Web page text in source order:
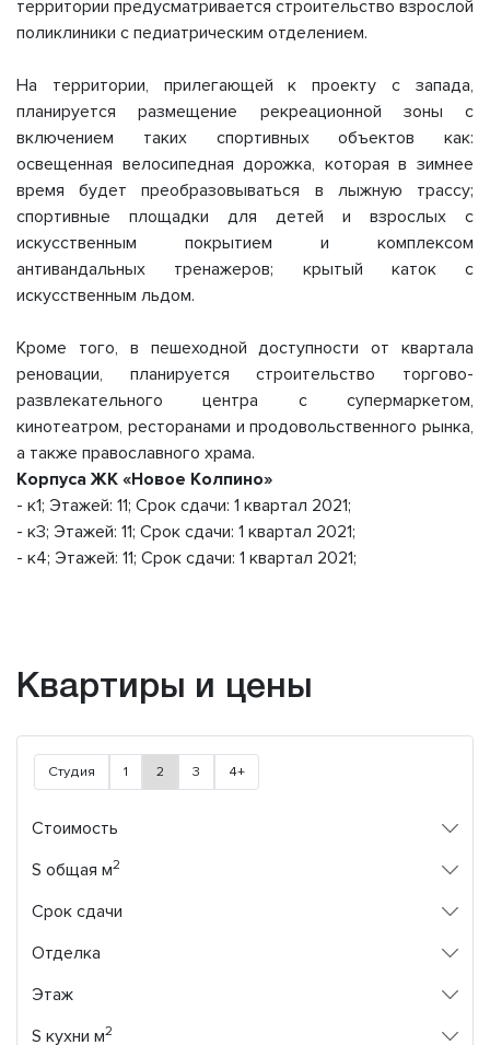
территории предусматривается строительство взрослой
поликлиники с педиатрическим отделением.
На территории, прилегающей к проекту с запада,
планируется размещение рекреационной зоны с
включением таких спортивных объектов как:
освещенная велосипедная дорожка, которая в зимнее
время будет преобразовываться в лыжную трассу;
спортивные площадки для детей и взрослых с
искусственным покрытием и комплексом
антивандальных тренажеров; крытый каток с
искусственным льдом.
Кроме того, в пешеходной доступности от квартала
реновации, планируется строительство торгово-
развлекательного центра с супермаркетом,
кинотеатром, ресторанами и продовольственного рынка,
а также православного храма.
Корпуса ЖК «Новое Колпино»
- к1; Этажей: 11; Срок сдачи: 1 квартал 2021;
- к3; Этажей: 11; Срок сдачи: 1 квартал 2021;
- к4; Этажей: 11; Срок сдачи: 1 квартал 2021;
Квартиры и цены
Студия 1 2 3 4+
Стоимость
S общая м2
Срок сдачи
Отделка
Этаж
S кухни м2